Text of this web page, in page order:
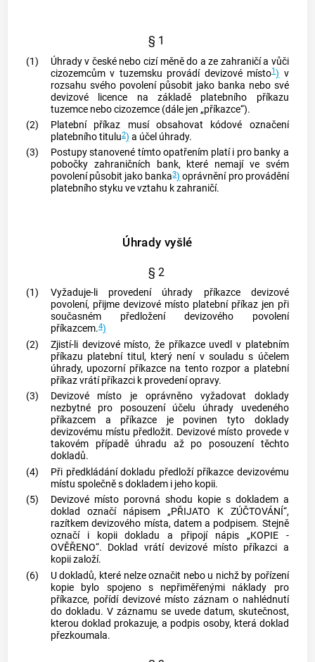
§ 1
(1)
Úhrady v české nebo cizí měně do a ze zahraničí a vůči
cizozemcůmv tuzemsku provádí devizové místo1) v
rozsahu svého povolení působit jako banka nebo své
devizové licence na základě platebního příkazu
tuzemcenebocizozemce(dále jen „příkazce“).
(2)
Platební příkaz musí obsahovat kódové označení
platebního titulu2) a účel úhrady.
(3)
Postupy stanovené tímto opatřením platí i pro banky a
pobočky zahraničních bank, které nemají ve svém
povolení působit jako banka3) oprávnění pro provádění
platebního styku ve vztahu k zahraničí.
Úhrady vyšlé
§ 2
(1)
Vyžaduje-li provedení úhrady příkazce devizové
povolení, přijme devizové místo platební příkaz jen při
současném předložení devizového povolení
příkazcem.4)
(2)
Zjistí-li devizové místo, že příkazce uvedl v platebním
příkazu platební titul, který není v souladu s účelem
úhrady, upozorní příkazce na tento rozpor a platební
příkaz vrátí příkazci k provedení opravy.
(3)
Devizové místo je oprávněno vyžadovat doklady
nezbytné pro posouzení účelu úhrady uvedeného
příkazcem a příkazce je povinen tyto doklady
devizovému místu předložit. Devizové místo provede v
takovém případě úhradu až po posouzení těchto
dokladů.
(4)
Při předkládání dokladu předloží příkazce devizovému
místu společně s dokladem i jeho kopii.
(5)
Devizové místo porovná shodu kopie s dokladem a
doklad označí nápisem „PŘIJATO K ZÚČTOVÁNÍ“,
razítkem devizového místa, datem a podpisem. Stejně
označí i kopii dokladu a připojí nápis „KOPIE -
OVĚŘENO“. Doklad vrátí devizové místo příkazci a
kopii založí.
(6)
U dokladů, které nelze označit nebo u nichž by pořízení
kopie bylo spojeno s nepřiměřenými náklady pro
příkazce, pořídí devizové místo záznam o nahlédnutí
do dokladu. V záznamu se uvede datum, skutečnost,
kterou doklad prokazuje, a podpis osoby, která doklad
přezkoumala.